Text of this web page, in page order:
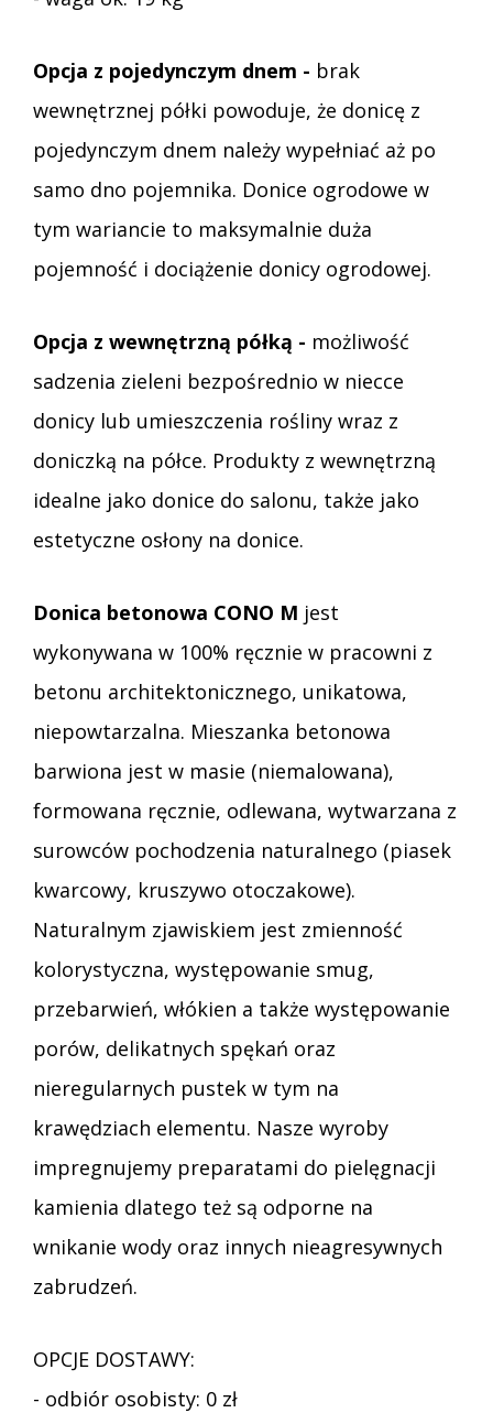
Opcja z pojedynczym dnem - brak
wewnętrznej półki powoduje, że donicę z
pojedynczym dnem należy wypełniać aż po
samo dno pojemnika. Donice ogrodowe w
tym wariancie to maksymalnie duża
pojemność i dociążenie donicy ogrodowej.
Opcja z wewnętrzną półką - możliwość
sadzenia zieleni bezpośrednio w niecce
donicy lub umieszczenia rośliny wraz z
doniczką na półce. Produkty z wewnętrzną
idealne jako donice do salonu, także jako
estetyczne osłony na donice.
Donica betonowa CONO M jest
wykonywana w 100% ręcznie w pracowni z
betonu architektonicznego, unikatowa,
niepowtarzalna. Mieszanka betonowa
barwiona jest w masie (niemalowana),
formowana ręcznie, odlewana, wytwarzana z
surowców pochodzenia naturalnego (piasek
kwarcowy, kruszywo otoczakowe).
Naturalnym zjawiskiem jest zmienność
kolorystyczna, występowanie smug,
przebarwień, włókien a także występowanie
porów, delikatnych spękań oraz
nieregularnych pustek w tym na
krawędziach elementu. Nasze wyroby
impregnujemy preparatami do pielęgnacji
kamienia dlatego też są odporne na
wnikanie wody oraz innych nieagresywnych
zabrudzeń.
OPCJE DOSTAWY:
- odbiór osobisty: 0 zł